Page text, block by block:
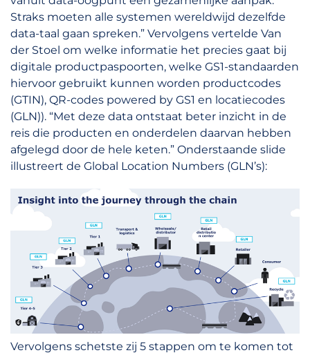
Straks moeten alle systemen wereldwijd dezelfde
data-taal gaan spreken.” Vervolgens vertelde Van
der Stoel om welke informatie het precies gaat bij
digitale productpaspoorten, welke GS1-standaarden
hiervoor gebruikt kunnen worden productcodes
(GTIN), QR-codes powered by GS1 en locatiecodes
(GLN)). “Met deze data ontstaat beter inzicht in de
reis die producten en onderdelen daarvan hebben
afgelegd door de hele keten.” Onderstaande slide
illustreert de Global Location Numbers (GLN’s):
Vervolgens schetste zij 5 stappen om te komen tot